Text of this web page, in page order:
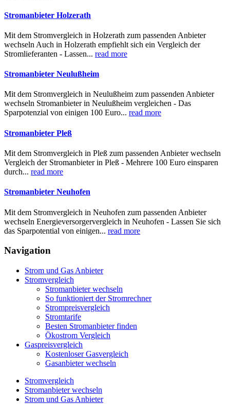
Stromanbieter Holzerath
Mit dem Stromvergleich in Holzerath zum passenden Anbieter
wechseln Auch in Holzerath empfiehlt sich ein Vergleich der
Stromlieferanten - Lassen... read more
Stromanbieter Neulußheim
Mit dem Stromvergleich in Neulußheim zum passenden Anbieter
wechseln Stromanbieter in Neulußheim vergleichen - Das
Sparpotenzial von einigen 100 Euro... read more
Stromanbieter Pleß
Mit dem Stromvergleich in Pleß zum passenden Anbieter wechseln
Vergleich der Stromanbieter in Pleß - Mehrere 100 Euro einsparen
durch... read more
Stromanbieter Neuhofen
Mit dem Stromvergleich in Neuhofen zum passenden Anbieter
wechseln Energieversorgervergleich in Neuhofen - Lassen Sie sich
das Sparpotential von einigen... read more
Navigation
Strom und Gas Anbieter
Stromvergleich
Stromanbieter wechseln
So funktioniert der Stromrechner
Strompreisvergleich
Stromtarife
Besten Stromanbieter finden
Ökostrom Vergleich
Gaspreisvergleich
Kostenloser Gasvergleich
Gasanbieter wechseln
Stromvergleich
Stromanbieter wechseln
Strom und Gas Anbieter